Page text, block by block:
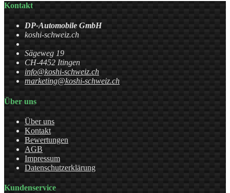
Kontakt
DP-Automobile GmbH
koshi-schweiz.ch
Sägeweg 19
CH-4452 Itingen
info@koshi-schweiz.ch
marketing@koshi-schweiz.ch
Über uns
Über uns
Kontakt
Bewertungen
AGB
Impressum
Datenschutzerklärung
Kundenservice